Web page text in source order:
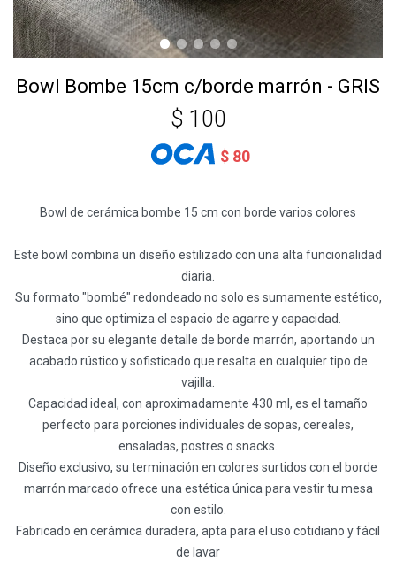
Bowl Bombe 15cm c/borde marrón - GRIS
$ 100
$ 80
Bowl de cerámica bombe 15 cm con borde varios colores
Este bowl combina un diseño estilizado con una alta funcionalidad
diaria.
Su formato "bombé" redondeado no solo es sumamente estético,
sino que optimiza el espacio de agarre y capacidad.
Destaca por su elegante detalle de borde marrón, aportando un
acabado rústico y sofisticado que resalta en cualquier tipo de
vajilla.
Capacidad ideal, con aproximadamente 430 ml, es el tamaño
perfecto para porciones individuales de sopas, cereales,
ensaladas, postres o snacks.
Diseño exclusivo, su terminación en colores surtidos con el borde
marrón marcado ofrece una estética única para vestir tu mesa
con estilo.
Fabricado en cerámica duradera, apta para el uso cotidiano y fácil
de lavar